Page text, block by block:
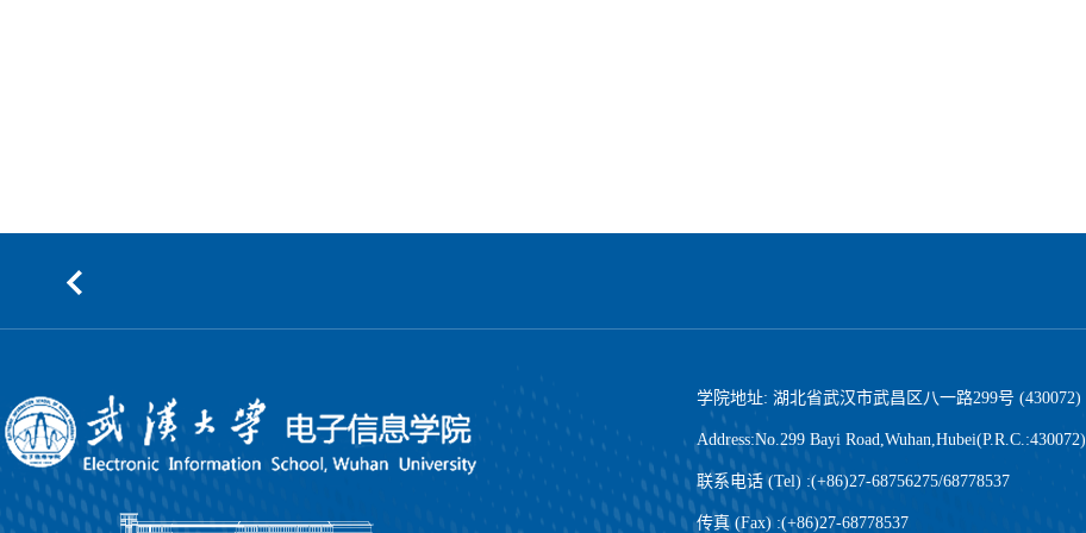
学院地址: 湖北省武汉市武昌区八一路299号 (430072)
Address:No.299 Bayi Road,Wuhan,Hubei(P.R.C.:430072)
联系电话 (Tel) :(+86)27-68756275/68778537
传真 (Fax) :(+86)27-68778537